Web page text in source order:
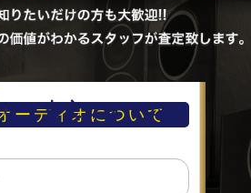
！査定フォーム
ーディオについて